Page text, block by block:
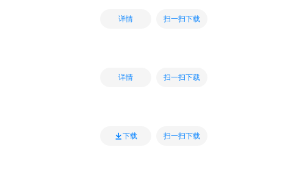
详情 扫一扫下载
详情 扫一扫下载
下载 扫一扫下载